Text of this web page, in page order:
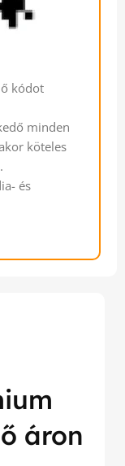
kódot
minden
köteles
és
áron